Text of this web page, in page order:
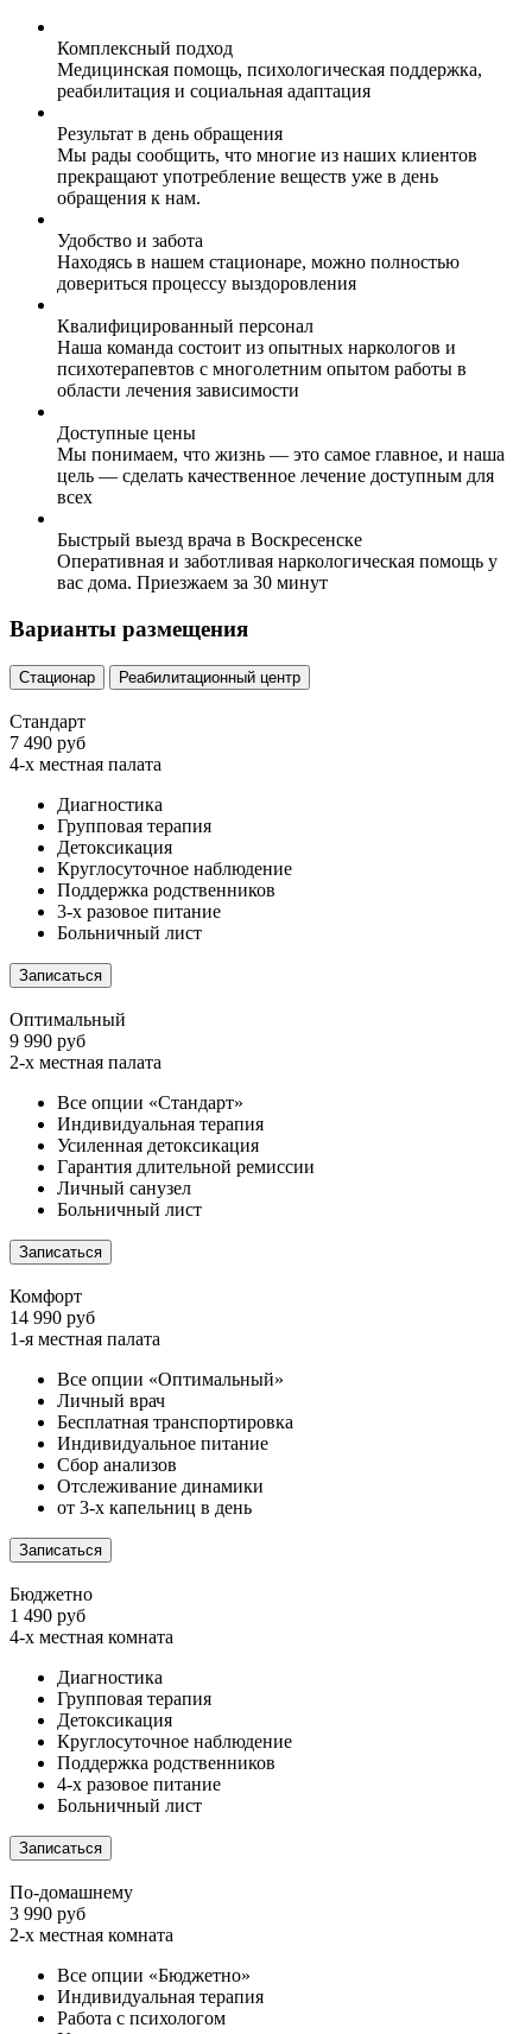
Комплексный подход
Медицинская помощь, психологическая поддержка,
реабилитация и социальная адаптация
Результат в день обращения
Мы рады сообщить, что многие из наших клиентов
прекращают употребление веществ уже в день
обращения к нам.
Удобство и забота
Находясь в нашем стационаре, можно полностью
довериться процессу выздоровления
Квалифицированный персонал
Наша команда состоит из опытных наркологов и
психотерапевтов с многолетним опытом работы в
области лечения зависимости
Доступные цены
Мы понимаем, что жизнь — это самое главное, и наша
цель — сделать качественное лечение доступным для
всех
Быстрый выезд врача в Воскресенске
Оперативная и заботливая наркологическая помощь у
вас дома. Приезжаем за 30 минут
Варианты размещения
Стационар Реабилитационный центр
Стандарт
7 490 руб
4-х местная палата
Диагностика
Групповая терапия
Детоксикация
Круглосуточное наблюдение
Поддержка родственников
3-х разовое питание
Больничный лист
Записаться
Оптимальный
9 990 руб
2-х местная палата
Все опции «Стандарт»
Индивидуальная терапия
Усиленная детоксикация
Гарантия длительной ремиссии
Личный санузел
Больничный лист
Записаться
Комфорт
14 990 руб
1-я местная палата
Все опции «Оптимальный»
Личный врач
Бесплатная транспортировка
Индивидуальное питание
Сбор анализов
Отслеживание динамики
от 3-х капельниц в день
Записаться
Бюджетно
1 490 руб
4-х местная комната
Диагностика
Групповая терапия
Детоксикация
Круглосуточное наблюдение
Поддержка родственников
4-х разовое питание
Больничный лист
Записаться
По-домашнему
3 990 руб
2-х местная комната
Все опции «Бюджетно»
Индивидуальная терапия
Работа с психологом